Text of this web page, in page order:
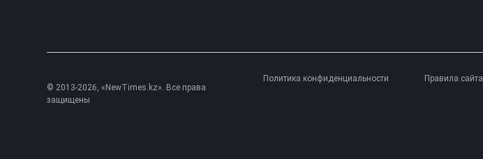
© 2013-2026, «NewTimes.kz». Все права
защищены
Политика конфиденциальности Правила сайта